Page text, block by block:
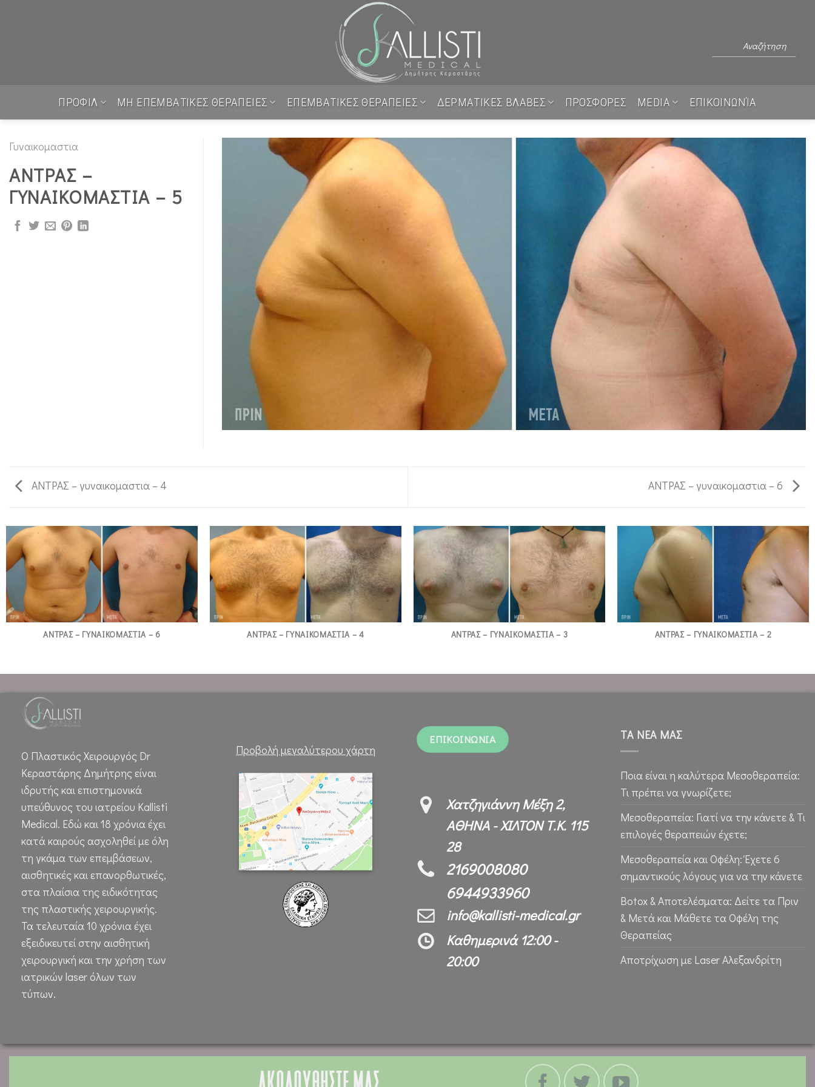
ΠΡΟΦΙΛ ΜΗ ΕΠΕΜΒΑΤΙΚΕΣ ΘΕΡΑΠΕΙΕΣ ΕΠΕΜΒΑΤΙΚΕΣ ΘΕΡΑΠΕΙΕΣ ΔΕΡΜΑΤΙΚΕΣ ΒΛΑΒΕΣ ΠΡΟΣΦΟΡΕΣ MEDIA ΕΠΙΚΟΙΝΩΝΊΑ
Γυναικομαστια
ΑΝΤΡΑΣ –
ΓΥΝΑΙΚΟΜΑΣΤΙΑ – 5
ΑΝΤΡΑΣ – γυναικομαστια – 4 ΑΝΤΡΑΣ – γυναικομαστια – 6
ΑΝΤΡΑΣ – ΓΥΝΑΙΚΟΜΑΣΤΙΑ – 6 ΑΝΤΡΑΣ – ΓΥΝΑΙΚΟΜΑΣΤΙΑ – 4 ΑΝΤΡΑΣ – ΓΥΝΑΙΚΟΜΑΣΤΙΑ – 3 ΑΝΤΡΑΣ – ΓΥΝΑΙΚΟΜΑΣΤΙΑ – 2
Ο Πλαστικός Χειρουργός Dr
Κεραστάρης Δημήτρης είναι
ιδρυτής και επιστημονικά
υπεύθυνος του ιατρείου Kallisti
Medical. Εδώ και 18 χρόνια έχει
κατά καιρούς ασχοληθεί με όλη
τη γκάμα των επεμβάσεων,
αισθητικές και επανορθωτικές,
στα πλαίσια της ειδικότητας
της πλαστικής χειρουργικής.
Τα τελευταία 10 χρόνια έχει
εξειδικευτεί στην αισθητική
χειρουργική και την χρήση των
ιατρικών laser όλων των
τύπων.
Προβολή μεγαλύτερου χάρτη
ΕΠΙΚΟΙΝΩΝΙΑ
Χατζηγιάννη Μέξη 2,
ΑΘΗΝΑ - ΧΙΛΤΟΝ Τ.Κ. 115
28
2169008080
6944933960
info@kallisti-medical.gr
Καθημερινά 12:00 -
20:00
ΤΑ ΝΕΑ ΜΑΣ
Ποια είναι η καλύτερα Μεσοθεραπεία:
Τι πρέπει να γνωρίζετε;
Μεσοθεραπεία: Γιατί να την κάνετε & Τι
επιλογές θεραπειών έχετε;
Μεσοθεραπεία και Οφέλη: Έχετε 6
σημαντικούς λόγους για να την κάνετε
Botox & Αποτελέσματα: Δείτε τα Πριν
& Μετά και Μάθετε τα Οφέλη της
Θεραπείας
Αποτρίχωση με Laser Αλεξανδρίτη